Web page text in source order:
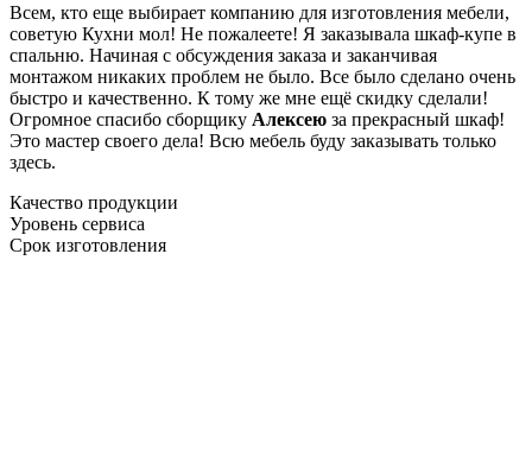
Всем, кто еще выбирает компанию для изготовления мебели,
советую Кухни мол! Не пожалеете! Я заказывала шкаф-купе в
спальню. Начиная с обсуждения заказа и заканчивая
монтажом никаких проблем не было. Все было сделано очень
быстро и качественно. К тому же мне ещё скидку сделали!
Огромное спасибо сборщику Алексею за прекрасный шкаф!
Это мастер своего дела! Всю мебель буду заказывать только
здесь.
Качество продукции
Уровень сервиса
Срок изготовления